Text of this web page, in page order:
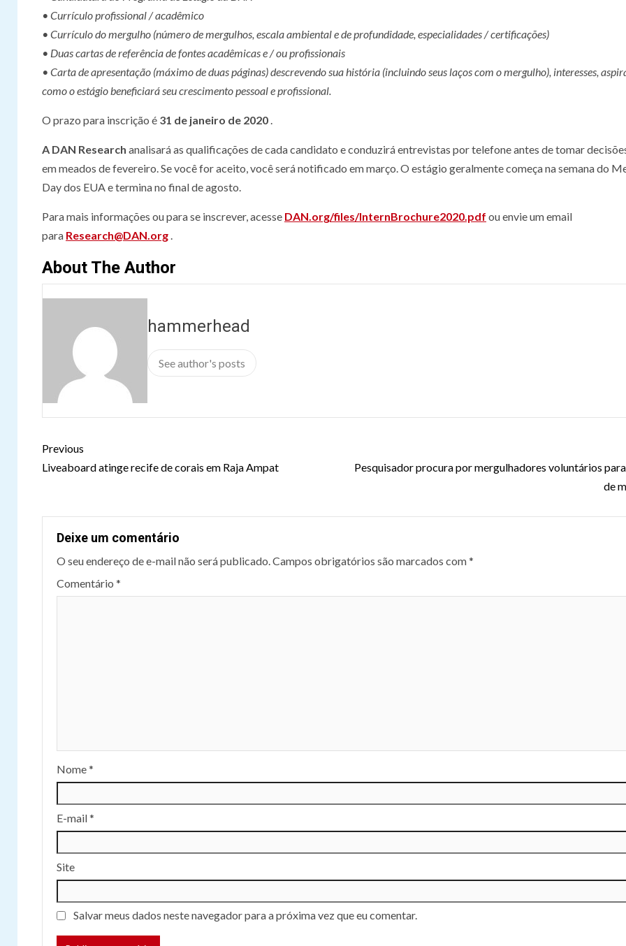
• Currículo profissional / acadêmico
• Currículo do mergulho (número de mergulhos, escala ambiental e de profundidade, especialidades / certificações)
• Duas cartas de referência de fontes acadêmicas e / ou profissionais
• Carta de apresentação (máximo de duas páginas) descrevendo sua história (incluindo seus laços com o mergulho), interesses,
como o estágio beneficiará seu crescimento pessoal e profissional.
O prazo para inscrição é 31 de janeiro de 2020 .
A DAN Research analisará as qualificações de cada candidato e conduzirá entrevistas por telefone antes de tomar
em meados de fevereiro. Se você for aceito, você será notificado em março. O estágio geralmente começa na semana do
Day dos EUA e termina no final de agosto.
Para mais informações ou para se inscrever, acesse DAN.org/files/InternBrochure2020.pdf ou envie um email
para Research@DAN.org .
About The Author
hammerhead
See author's posts
Continue
Reading
Previous
Liveaboard atinge recife de corais em Raja Ampat
Pesquisador procura por mergulhadores voluntários
de
Deixe um comentário
O seu endereço de e-mail não será publicado.Campos obrigatórios são marcados com*
Comentário *
Nome*
E-mail*
Site
Salvar meus dados neste navegador para a próxima vez que eu comentar.